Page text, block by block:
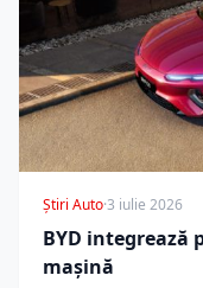
Știri Auto·3 iulie 2026
BYD integrează
mașină